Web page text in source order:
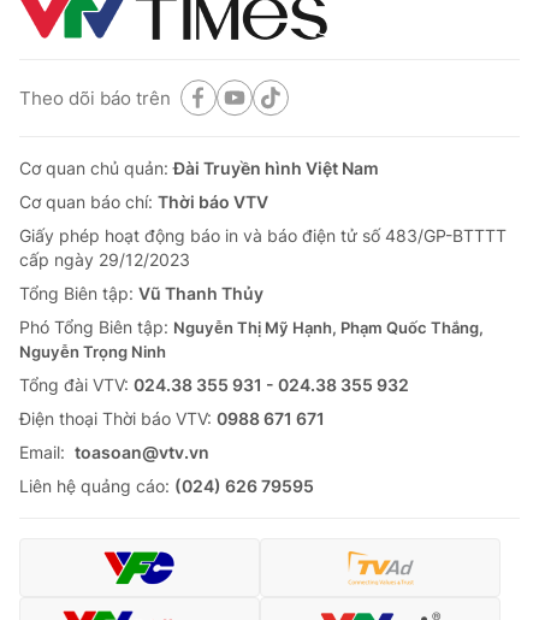
Theo dõi báo trên
Cơ quan chủ quản:Đài Truyền hình Việt Nam
Cơ quan báo chí: Thời báo VTV
Giấy phép hoạt động báo in và báo điện tử số 483/GP-BTTTT
cấp ngày 29/12/2023
Tổng Biên tập: Vũ Thanh Thủy
Phó Tổng Biên tập: Nguyễn Thị Mỹ Hạnh, Phạm Quốc Thắng,
Nguyễn Trọng Ninh
Tổng đài VTV: 024.38 355 931 - 024.38 355 932
Ðiện thoại Thời báo VTV: 0988 671 671
Email: toasoan@vtv.vn
Liên hệ quảng cáo: (024) 626 79595